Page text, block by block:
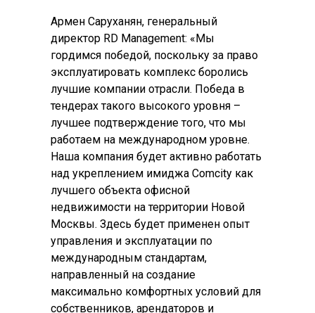
Армен Саруханян, генеральный
директор RD Management: «Мы
гордимся победой, поскольку за право
эксплуатировать комплекс боролись
лучшие компании отрасли. Победа в
тендерах такого высокого уровня –
лучшее подтверждение того, что мы
работаем на международном уровне.
Наша компания будет активно работать
над укреплением имиджа Comсity как
лучшего объекта офисной
недвижимости на территории Новой
Москвы. Здесь будет применен опыт
управления и эксплуатации по
международным стандартам,
направленный на создание
максимально комфортных условий для
собственников, арендаторов и